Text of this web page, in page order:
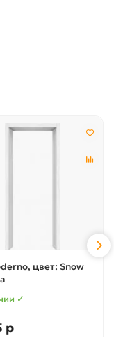
цвет: Snow
✓
р